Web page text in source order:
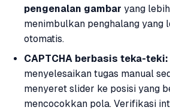
pengenalan gambar yang
menimbulkan penghalang yang
otomatis.
CAPTCHA berbasis teka-teki:
menyelesaikan tugas manual
menyeret slider ke posisi yang
mencocokkan pola. Verifikasi